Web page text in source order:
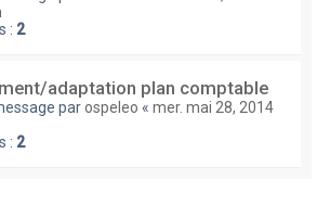
: 2
adaptation plan comptable
parospeleo « mer. mai 28, 2014
: 2